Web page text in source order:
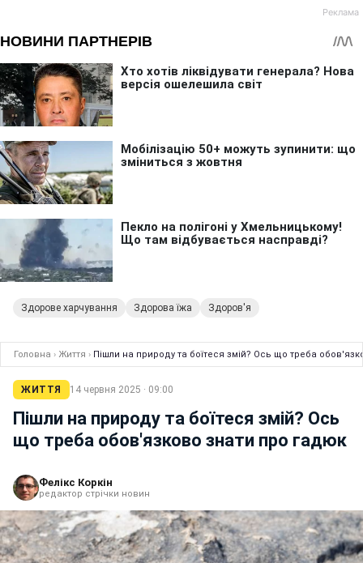
Здорове харчування Здорова їжа Здоров'я
Головна › Життя › Пішли на природу та боїтеся змій? Ось що треба
ЖИТТЯ 14 червня 2025 · 09:00
Пішли на природу та боїтеся змій? Ось
що треба обов'язково знати про гадюк
Фелікс Коркін
редактор стрічки новин